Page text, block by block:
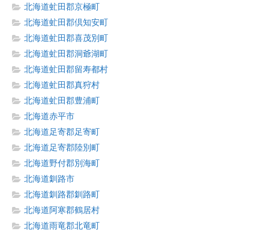
北海道虻田郡京極町
北海道虻田郡倶知安町
北海道虻田郡喜茂別町
北海道虻田郡洞爺湖町
北海道虻田郡留寿都村
北海道虻田郡真狩村
北海道虻田郡豊浦町
北海道赤平市
北海道足寄郡足寄町
北海道足寄郡陸別町
北海道野付郡別海町
北海道釧路市
北海道釧路郡釧路町
北海道阿寒郡鶴居村
北海道雨竜郡北竜町